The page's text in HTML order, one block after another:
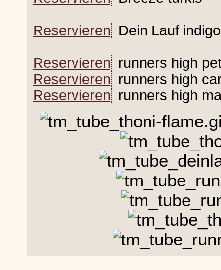
Reservieren Dein Lauf
Reservieren runners high
Reservieren runners high
Reservieren runners high